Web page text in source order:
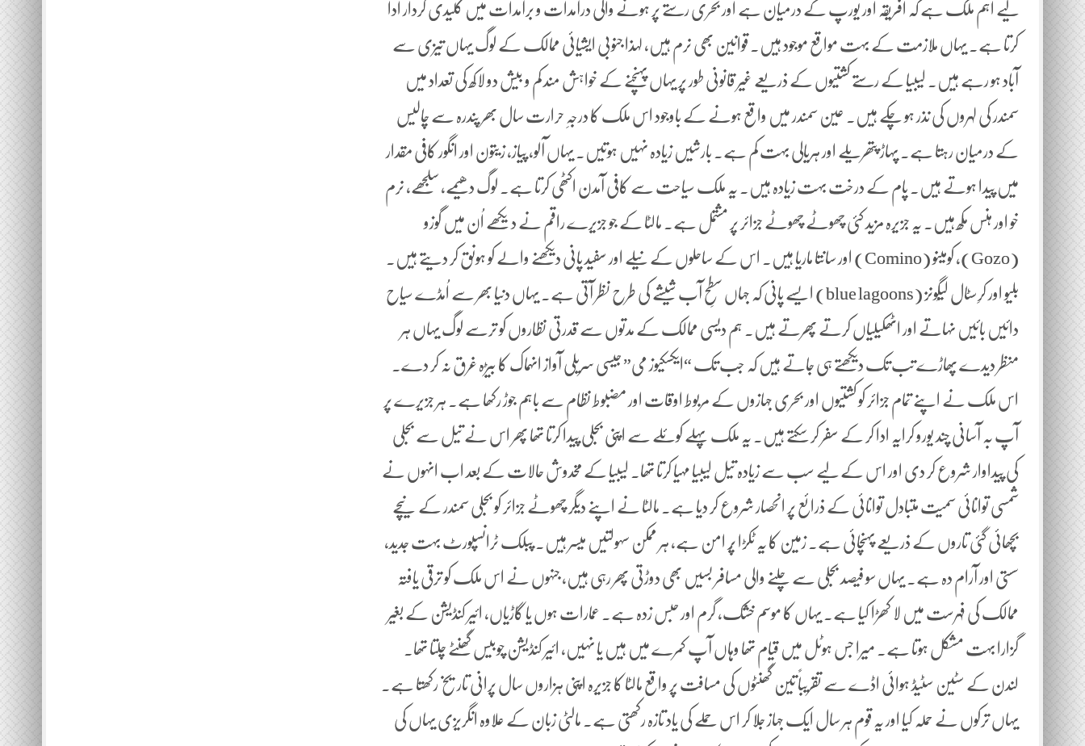
لیے اہم ملک ہے کہ افریقہ اور یورپ کے درمیان ہے اور بحری رستے پر ہونے والی درآمدات و برآمدات میں کلیدی کردار ادا
کرتا ہے۔ یہاں ملازمت کے بہت مواقع موجود ہیں۔ قوانین بھی نرم ہیں، لہذا جنوبی ایشیائی ممالک کے لوگ یہاں تیزی سے
آباد ہو رہے ہیں۔ لیبیا کے رستے کشتیوں کے ذریعے غیر قانونی طور پر یہاں پہنچنے کے خواہش مند کم و بیش دو لاکھ کی تعداد میں
سمندر کی لہروں کی نذر ہو چکے ہیں۔ عین سمندر میں واقع ہونے کے باوجود اس ملک کا درجہِ حرارت سال بھر پندرہ سے چالیس
کے درمیان رہتا ہے۔ پہاڑ پتھریلے اور ہریالی بہت کم ہے۔ بارشیں زیادہ نہیں ہوتیں۔ یہاں آلو، پیاز، زیتون اور انگور کافی مقدار
میں پیدا ہوتے ہیں۔ پام کے درخت بہت زیادہ ہیں۔ یہ ملک سیاحت سے کافی آمدن اکٹھی کرتا ہے۔ لوگ دھیمے، سلجھے، نرم
خو اور ہنس مکھ ہیں۔ یہ جزیرہ مزید کئی چھوٹے چھوٹے جزائر پر مشتمل ہے۔ مالٹا کے جو جزیرے راقم نے دیکھے اُن میں گوزو
(Gozo)، کومینو (Comino) اور سانتا ماریا ہیں۔ اس کے ساحلوں کے نیلے اور سفید پانی دیکھنے والے کو ہونق کر دیتے ہیں۔
بلیو اور کرِسٹال لیگُونز (blue lagoons) ایسے پانی کہ جہاں سطحِ آب شیشے کی طرح نظر آتی ہے۔ یہاں دنیا بھر سے اُمڈے سیاح
دائیں بائیں نہاتے اور اٹھکیلیاں کرتے پھرتے ہیں۔ ہم دیسی ممالک کے مدتوں سے قدرتی نظاروں کو ترسے لوگ یہاں ہر
منظر دیدے پھاڑے تب تک دیکھتے ہی جاتے ہیں کہ جب تک “ایکسکیوز می” جیسی سریلی آواز انہماک کا بیڑہ غرق نہ کر دے۔
اس ملک نے اپنے تمام جزائر کو کشتیوں اور بحری جہازوں کے مربوط اوقات اور مضبوط نظام سے باہم جوڑ رکھا ہے۔ ہر جزیرے پر
آپ بہ آسانی چند یورو کرایہ ادا کر کے سفر کر سکتے ہیں۔ یہ ملک پہلے کوئلے سے اپنی بجلی پیدا کرتا تھا پھر اس نے تیل سے بجلی
کی پیداوار شروع کر دی اور اس کے لیے سب سے زیادہ تیل لیبیا مہیا کرتا تھا۔ لیبیا کے مخدوش حالات کے بعد اب انہوں نے
شمسی توانائی سمیت متبادل توانائی کے ذرائع پر انحصار شروع کر دیا ہے۔ مالٹا نے اپنے دیگر چھوٹے جزائر کو بجلی سمندر کے نیچے
بچھائی گئی تاروں کے ذریعے پہنچائی ہے۔ زمین کا یہ ٹکڑا پُر امن ہے، ہر ممکن سہولتیں میسر ہیں۔ پبلک ٹرانسپورٹ بہت جدید،
سستی اور آرام دہ ہے۔ یہاں سو فیصد بجلی سے چلنے والی مسافر بسیں بھی دوڑتی پھر رہی ہیں، جنہوں نے اس ملک کو ترقی یافتہ
ممالک کی فہرست میں لا کھڑا کیا ہے۔ یہاں کا موسم خشک، گرم اور حبس زدہ ہے۔ عمارات ہوں یا گاڑیاں، ائیر کنڈیشن کے بغیر
گزارا بہت مشکل ہوتا ہے۔ میرا جس ہوٹل میں قیام تھا وہاں آپ کمرے میں ہیں یا نہیں، ائیر کنڈیشن چوبیس گھنٹے چلتا تھا۔
لندن کے سٹین سٹیڈ ہوائی اڈے سے تقریباً تین گھنٹوں کی مسافت پر واقع مالٹا کا جزیرہ اپنی ہزاروں سال پرانی تاریخ رکھتا ہے۔
یہاں ترکوں نے حملہ کیا اور یہ قوم ہر سال ایک جہاز جلا کر اس حملے کی یاد تازہ رکھتی ہے۔ مالٹی زبان کے علاوہ انگریزی یہاں کی